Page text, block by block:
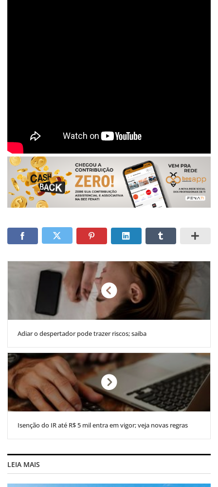
Adiar o despertador pode trazer riscos; saiba
Isenção do IR até R$ 5 mil entra em vigor; veja novas regras
LEIA MAIS